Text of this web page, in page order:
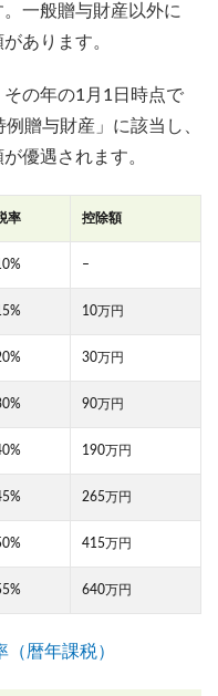
一般贈与財産以外に
あります。
の年の1月1日時点で
贈与財産」に該当し、
優遇されます。
率 控除額
–
10万円
30万円
90万円
190万円
265万円
415万円
640万円
暦年課税）